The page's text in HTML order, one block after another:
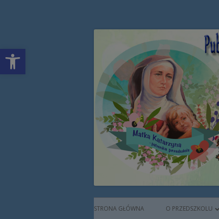
Open toolbar
Publiczne
Augustianek
Menu
STRONA GŁÓWNA O PRZEDSZKOLU